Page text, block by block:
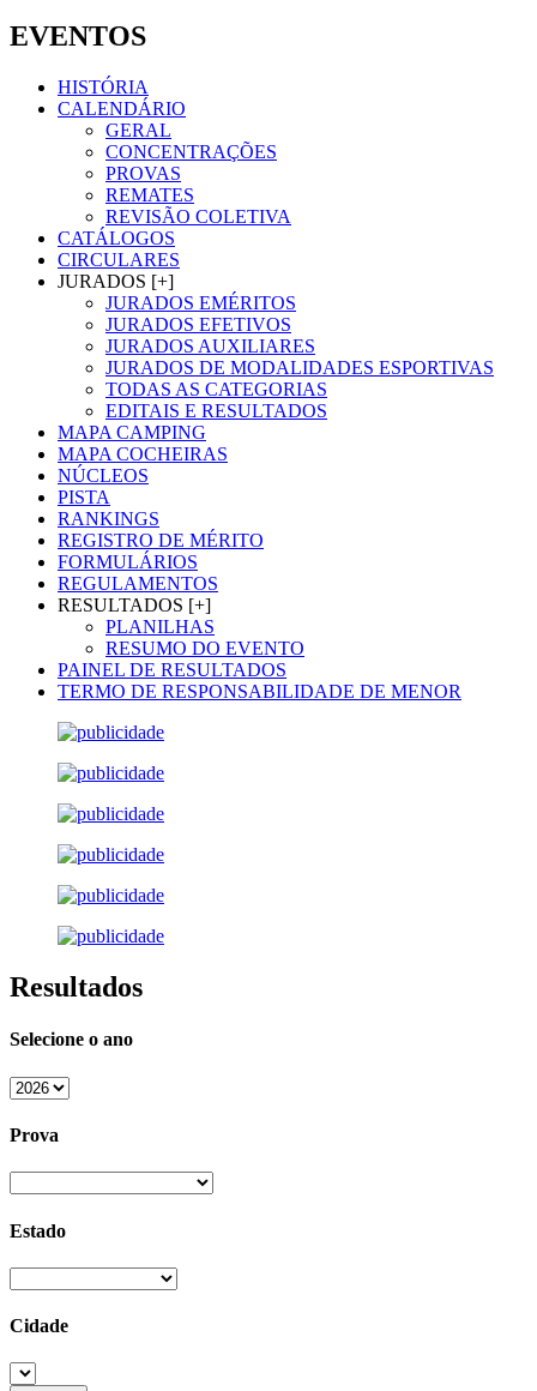
EVENTOS
HISTÓRIA
CALENDÁRIO
GERAL
CONCENTRAÇÕES
PROVAS
REMATES
REVISÃO COLETIVA
CATÁLOGOS
CIRCULARES
JURADOS [+]
JURADOS EMÉRITOS
JURADOS EFETIVOS
JURADOS AUXILIARES
JURADOS DE MODALIDADES ESPORTIVAS
TODAS AS CATEGORIAS
EDITAIS E RESULTADOS
MAPA CAMPING
MAPA COCHEIRAS
NÚCLEOS
PISTA
RANKINGS
REGISTRO DE MÉRITO
FORMULÁRIOS
REGULAMENTOS
RESULTADOS [+]
PLANILHAS
RESUMO DO EVENTO
PAINEL DE RESULTADOS
TERMO DE RESPONSABILIDADE DE MENOR
Resultados
Selecione o ano
Prova
Estado
Cidade